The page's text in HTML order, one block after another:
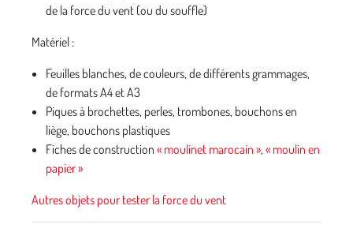
de la force du vent (ou du souffle)
Matériel :
Feuilles blanches, de couleurs, de différents grammages,
de formats A4 et A3
Piques à brochettes, perles, trombones, bouchons en
liège, bouchons plastiques
Fiches de construction « moulinet marocain », « moulin en
papier »
Autres objets pour tester la force du vent